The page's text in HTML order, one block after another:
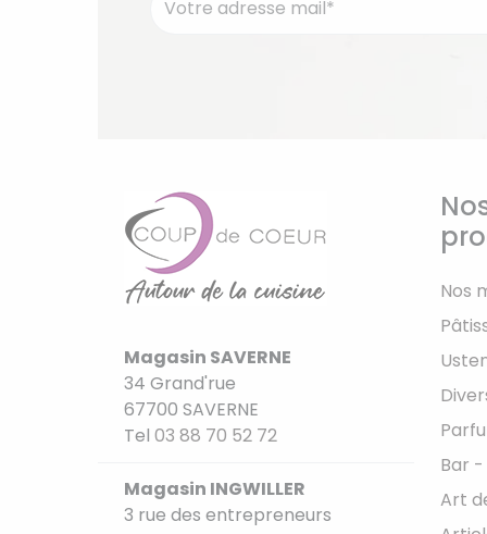
Magasin SAVERNE
34 Grand'rue
67700 SAVERNE
Tel 03 88 70 52 72
Magasin INGWILLER
3 rue des entrepreneurs
Nos
Bar -
Art